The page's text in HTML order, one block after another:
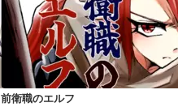
前衛職のエルフ